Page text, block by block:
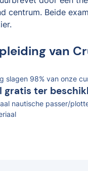
centrum. Beide
van
slagen 98% van onze
gratis ter
nautische passer/